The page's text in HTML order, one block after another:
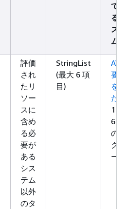
てい
るカ
スタ
ム値
評価
され
たリ
ソー
スに
含め
る必
要が
ある
シス
テム
以外
のタ
StringList
(最大 6 項
目)
要件
を満
たす
1～
6 個
のタ
グキ
ー。